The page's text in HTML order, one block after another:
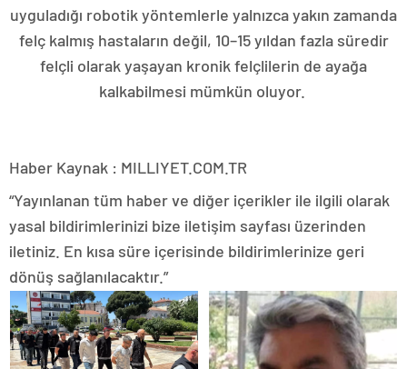
uyguladığı robotik yöntemlerle yalnızca yakın zamanda
felç kalmış hastaların değil, 10–15 yıldan fazla süredir
felçli olarak yaşayan kronik felçlilerin de ayağa
kalkabilmesi mümkün oluyor.
Haber Kaynak : MILLIYET.COM.TR
“Yayınlanan tüm haber ve diğer içerikler ile ilgili olarak
yasal bildirimlerinizi bize iletişim sayfası üzerinden
iletiniz. En kısa süre içerisinde bildirimlerinize geri
dönüş sağlanılacaktır.”